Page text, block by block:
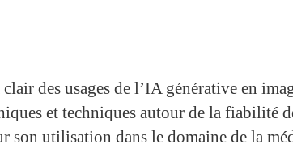
des usages de l’IA générative en
et techniques autour de la fiabilité
son utilisation dans le domaine de la